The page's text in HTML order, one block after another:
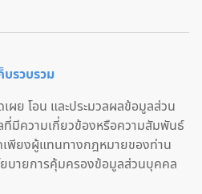
รวบรวม
ผย โอน และประมวลผลข้อมูลส่วน
มีความเกี่ยวข้องหรือความสัมพันธ์
พียงผู้แทนทางกฎหมายของท่าน
ยบายการคุ้มครองข้อมูลส่วนบุคคล